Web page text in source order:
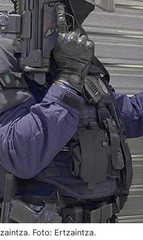
Foto: Ertzaintza.